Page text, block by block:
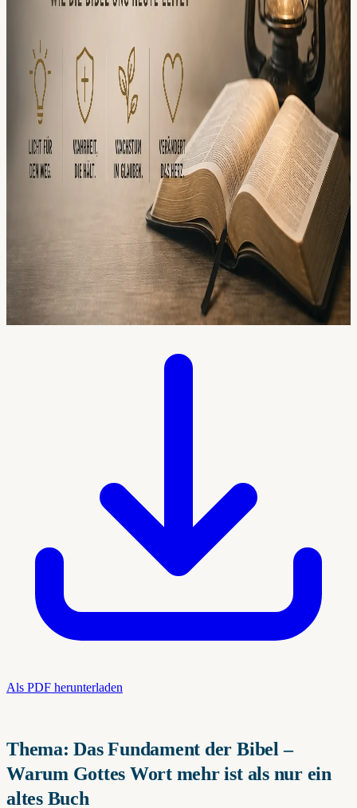
Als PDF herunterladen
Thema: Das Fundament der Bibel –
Warum Gottes Wort mehr ist als nur ein
altes Buch